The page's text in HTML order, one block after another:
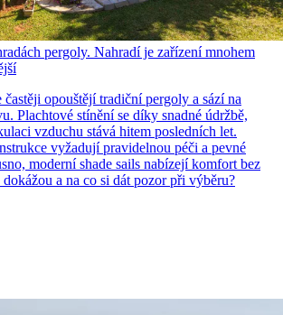
pergoly. Nahradí je zařízení mnohem
častěji opouštějí tradiční pergoly a sází na
Plachtové stínění se díky snadné údržbě,
vzduchu stává hitem posledních let.
vyžadují pravidelnou péči a pevné
moderní shade sails nabízejí komfort bez
a na co si dát pozor při výběru?